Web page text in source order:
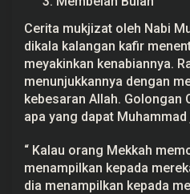
Cerita mukjizat oleh Nabi
dikala kalangan kafir
meyakinkan kenabiannya.
menunjukkannya dengan
kebesaran Allah. Golongan
apa yang dapat Muhammad
“ Kalau orang Mekkah
menampilkan kepada
dia menampilkan kepada